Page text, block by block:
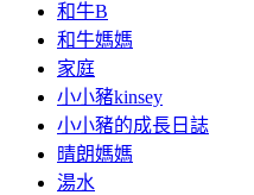
和牛B
和牛媽媽
家庭
小小豬kinsey
小小豬的成長日誌
晴朗媽媽
湯水